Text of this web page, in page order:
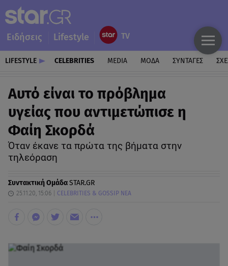
Ειδήσεις Lifestyle
LIFESTYLE CELEBRITIES MEDIA ΜΟΔΑ ΣΥΝΤΑΓΕΣ
Αυτό είναι το πρόβλημα
υγείας που αντιμετώπισε η
Φαίη Σκορδά
Όταν έκανε τα πρώτα της βήματα στην
τηλεόραση
Συντακτική ΟμάδαSTAR.GR
25.11.20, 15:06 CELEBRITIES & GOSSIP ΝΕΑ